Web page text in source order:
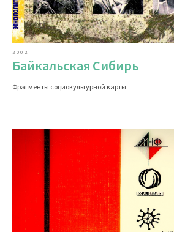
2002
Байкальская Сибирь
Фрагменты социокультурной карты